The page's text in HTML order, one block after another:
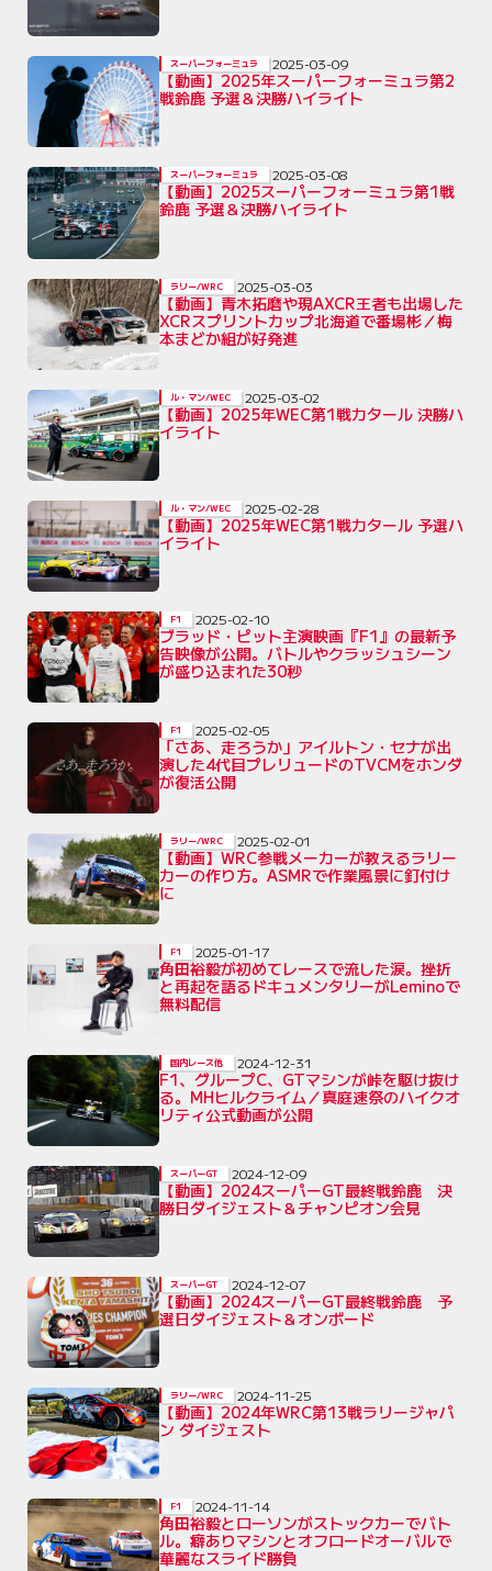
【動画】2025年スーパーフォーミュラ第2
戦鈴鹿 予選＆決勝ハイライト
スーパーフォーミュラ 2025-03-09
【動画】2025スーパーフォーミュラ第1戦
鈴鹿 予選＆決勝ハイライト
スーパーフォーミュラ 2025-03-08
【動画】青木拓磨や現AXCR王者も出場した
XCRスプリントカップ北海道で番場彬／梅
本まどか組が好発進
ラリー/WRC 2025-03-03
【動画】2025年WEC第1戦カタール 決勝ハ
イライト
ル・マン/WEC 2025-03-02
【動画】2025年WEC第1戦カタール 予選ハ
イライト
ル・マン/WEC 2025-02-28
ブラッド・ピット主演映画『F1』の最新予
告映像が公開。バトルやクラッシュシーン
が盛り込まれた30秒
F1 2025-02-10
「さあ、走ろうか」アイルトン・セナが出
演した4代目プレリュードのTVCMをホンダ
が復活公開
F1 2025-02-05
【動画】WRC参戦メーカーが教えるラリー
カーの作り方。ASMRで作業風景に釘付け
に
ラリー/WRC 2025-02-01
角田裕毅が初めてレースで流した涙。挫折
と再起を語るドキュメンタリーがLeminoで
無料配信
F1 2025-01-17
F1、グループC、GTマシンが峠を駆け抜け
る。MHヒルクライム／真庭速祭のハイクオ
リティ公式動画が公開
国内レース他 2024-12-31
【動画】2024スーパーGT最終戦鈴鹿 決
勝日ダイジェスト＆チャンピオン会見
スーパーGT 2024-12-09
【動画】2024スーパーGT最終戦鈴鹿 予
選日ダイジェスト＆オンボード
スーパーGT 2024-12-07
【動画】2024年WRC第13戦ラリージャパ
ン ダイジェスト
ラリー/WRC 2024-11-25
角田裕毅とローソンがストックカーでバト
ル。癖ありマシンとオフロードオーバルで
華麗なスライド勝負
F1 2024-11-14